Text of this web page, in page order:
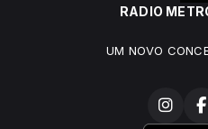
RADIO
UM NOVO